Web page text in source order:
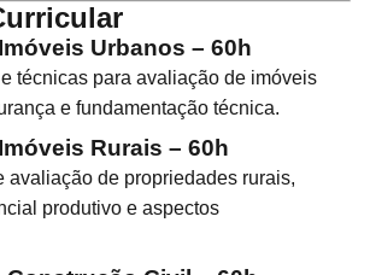
Urbanos – 60h
técnicas para avaliação de imóveis
e fundamentação técnica.
Rurais – 60h
avaliação de propriedades rurais,
produtivo e aspectos